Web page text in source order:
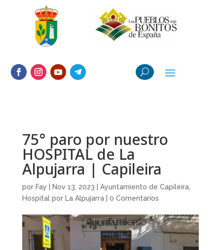
75° paro por nuestro
HOSPITAL de La
Alpujarra | Capileira
por Fay Nov 13, 2023 Ayuntamiento de Capileira,
Hospital por La Alpujarra| 0 Comentarios